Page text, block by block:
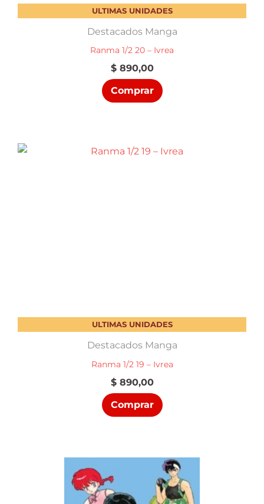
ULTIMAS UNIDADES
Destacados Manga
Ranma 1/2 20 – Ivrea
$890,00
Comprar
ULTIMAS UNIDADES
Destacados Manga
Ranma 1/2 19 – Ivrea
$890,00
Comprar